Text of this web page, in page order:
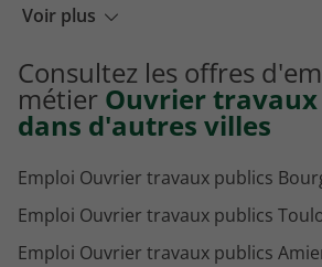
Voir plus
Emploi Manoeuvre travaux publics
Emploi Plombier Fréjus
Consultez les offres
métier Ouvrier travaux
dans d'autres villes
Emploi Ouvrier travaux publics
Emploi Ouvrier travaux publics
Emploi Ouvrier travaux publics